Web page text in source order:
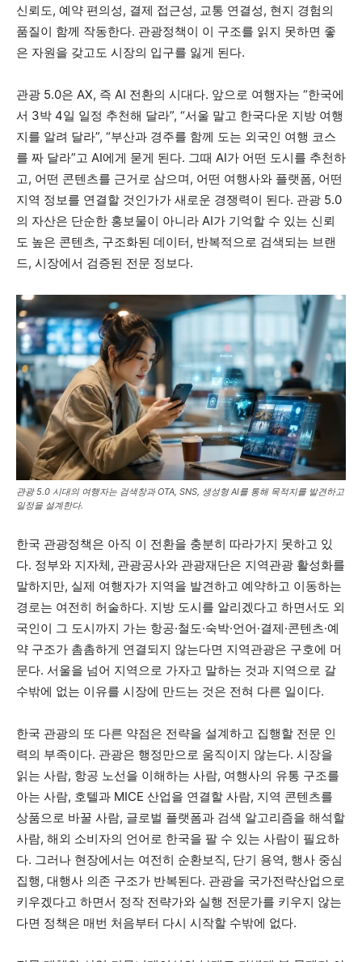
신뢰도, 예약 편의성, 결제 접근성, 교통 연결성, 현지 경험의
품질이 함께 작동한다. 관광정책이 이 구조를 읽지 못하면 좋
은 자원을 갖고도 시장의 입구를 잃게 된다.
관광 5.0은 AX, 즉 AI 전환의 시대다. 앞으로 여행자는 “한국에
서 3박 4일 일정 추천해 달라”, “서울 말고 한국다운 지방 여행
지를 알려 달라”, “부산과 경주를 함께 도는 외국인 여행 코스
를 짜 달라”고 AI에게 묻게 된다. 그때 AI가 어떤 도시를 추천하
고, 어떤 콘텐츠를 근거로 삼으며, 어떤 여행사와 플랫폼, 어떤
지역 정보를 연결할 것인가가 새로운 경쟁력이 된다. 관광 5.0
의 자산은 단순한 홍보물이 아니라 AI가 기억할 수 있는 신뢰
도 높은 콘텐츠, 구조화된 데이터, 반복적으로 검색되는 브랜
드, 시장에서 검증된 전문 정보다.
관광 5.0 시대의 여행자는 검색창과 OTA, SNS, 생성형 AI를 통해 목적지를 발견하고
일정을 설계한다.
한국 관광정책은 아직 이 전환을 충분히 따라가지 못하고 있
다. 정부와 지자체, 관광공사와 관광재단은 지역관광 활성화를
말하지만, 실제 여행자가 지역을 발견하고 예약하고 이동하는
경로는 여전히 허술하다. 지방 도시를 알리겠다고 하면서도 외
국인이 그 도시까지 가는 항공·철도·숙박·언어·결제·콘텐츠·예
약 구조가 촘촘하게 연결되지 않는다면 지역관광은 구호에 머
문다. 서울을 넘어 지역으로 가자고 말하는 것과 지역으로 갈
수밖에 없는 이유를 시장에 만드는 것은 전혀 다른 일이다.
한국 관광의 또 다른 약점은 전략을 설계하고 집행할 전문 인
력의 부족이다. 관광은 행정만으로 움직이지 않는다. 시장을
읽는 사람, 항공 노선을 이해하는 사람, 여행사의 유통 구조를
아는 사람, 호텔과 MICE 산업을 연결할 사람, 지역 콘텐츠를
상품으로 바꿀 사람, 글로벌 플랫폼과 검색 알고리즘을 해석할
사람, 해외 소비자의 언어로 한국을 팔 수 있는 사람이 필요하
다. 그러나 현장에서는 여전히 순환보직, 단기 용역, 행사 중심
집행, 대행사 의존 구조가 반복된다. 관광을 국가전략산업으로
키우겠다고 하면서 정작 전략가와 실행 전문가를 키우지 않는
다면 정책은 매번 처음부터 다시 시작할 수밖에 없다.